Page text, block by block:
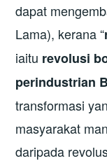
dapat
Lama), kerana “
iaitu revolusi
perindustrian
transformasi
masyarakat
daripada